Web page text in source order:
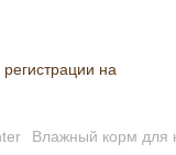
на
Влажный корм для